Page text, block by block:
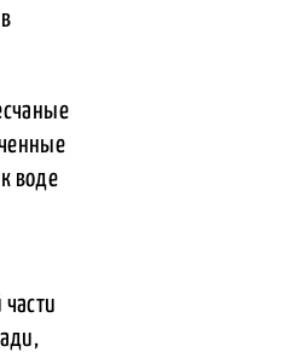
воде